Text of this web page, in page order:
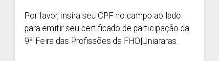
Por favor, insira seu CPF no campo ao lado
para emitir seu certificado de participação da
9ª Feira das Profissões da FHO|Uniararas.